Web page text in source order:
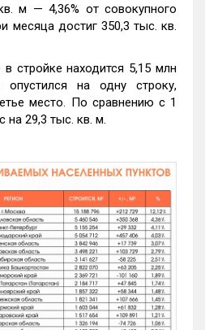
м — 4,36% от совокупного
месяца достиг 350,3 тыс. кв.
в стройке находится 5,15 млн
на одну строку,
место. По сравнению с 1
на 29,3 тыс. кв. м.